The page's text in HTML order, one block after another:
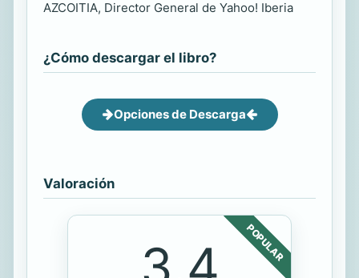
AZCOITIA, Director General de Yahoo! Iberia
¿Cómo descargar el libro?
Opciones de Descarga
Valoración
POPULAR